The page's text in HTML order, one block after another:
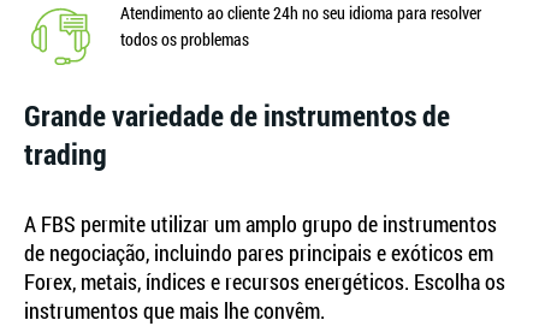
Atendimento ao cliente 24h no seu idioma para resolver
todos os problemas
Grande variedade de instrumentos de
trading
A FBS permite utilizar um amplo grupo de instrumentos
de negociação, incluindo pares principais e exóticos em
Forex, metais, índices e recursos energéticos. Escolha os
instrumentos que mais lhe convêm.